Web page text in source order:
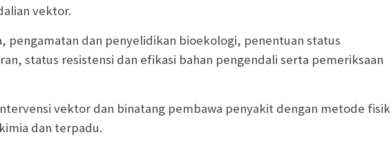
vektor.
pengamatan dan penyelidikan bioekologi, penentuan status
status resistensi dan efikasi bahan pengendali serta pemeriksaan
vektor dan binatang pembawa penyakit dengan metode fisik
dan terpadu.